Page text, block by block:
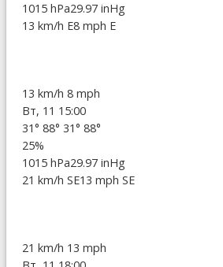
1015 hPa29.97 inHg
13 km/h E8 mph E
13 km/h 8 mph
Вт, 11 15:00
31° 88° 31° 88°
25%
1015 hPa29.97 inHg
21 km/h SE13 mph SE
21 km/h 13 mph